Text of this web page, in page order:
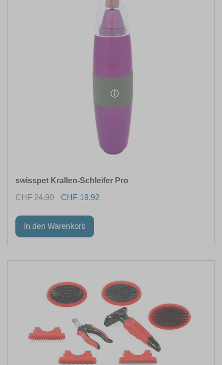
swisspet Krallen-Schleifer Pro
CHF 24.90
CHF 19.92